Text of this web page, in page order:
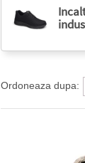
Ordoneaza dupa: